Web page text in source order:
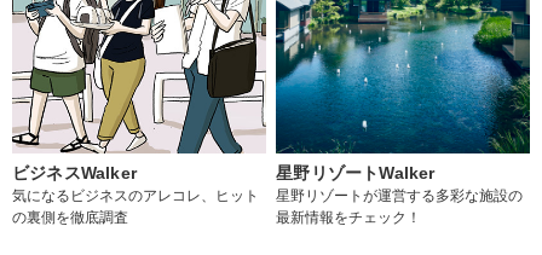
ビジネスWalker
気になるビジネスのアレコレ、ヒット
の裏側を徹底調査
星野リゾートWalker
星野リゾートが運営する多彩な施設の
最新情報をチェック！